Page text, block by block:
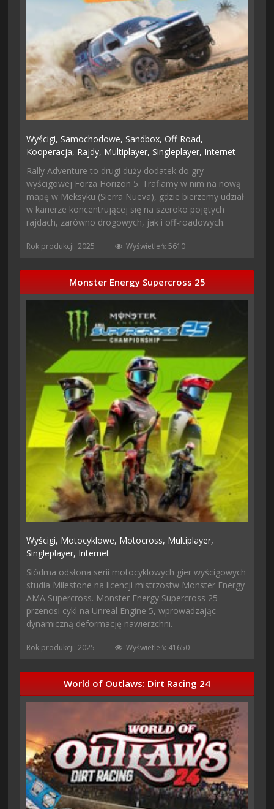
Wyścigi,Samochodowe,Sandbox,Off-Road,
Kooperacja, Rajdy, Multiplayer,Singleplayer, Internet
Rally Adventure to drugi duży dodatek do gry
wyścigowej Forza Horizon 5. Trafiamy w nim na nową
mapę w Meksyku (Sierra Nueva), gdzie bierzemy udział
w karierze koncentrującej się na szeroko pojętych
rajdach, zarówno drogowych, jak i off-roadowych.
Rok produkcji: 2025 Wyświetleń: 5610
Monster Energy Supercross 25
Wyścigi, Motocyklowe, Motocross, Multiplayer,
Singleplayer, Internet
Siódma odsłona serii motocyklowych gier wyścigowych
studia Milestone na licencji mistrzostw Monster Energy
AMA Supercross. Monster Energy Supercross 25
przenosi cykl na Unreal Engine 5, wprowadzając
dynamiczną deformację nawierzchni.
Rok produkcji: 2025 Wyświetleń: 41650
World of Outlaws: Dirt Racing 24